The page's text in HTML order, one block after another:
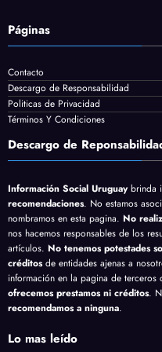
Páginas
Contacto
Descargo de Responsabilidad
Politicas de Privacidad
Términos Y Condiciones
Descargo de
Información Social Uruguaybrinda
recomendaciones. No estamos
nombramos en esta pagina. No
nos hacemos responsables de los
artículos. No tenemos potestades
créditosde entidades ajenas a
información en la pagina de
ofrecemos prestamos ni créditos.
recomendamos a ninguna.
Lo mas leído